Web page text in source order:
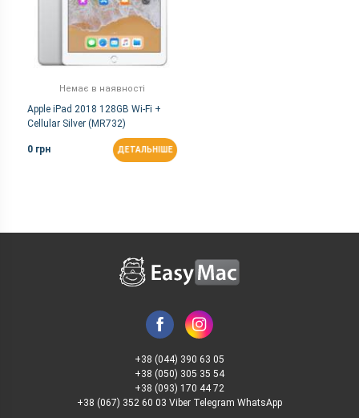
Немає в наявності
Apple iPad 2018 128GB Wi-Fi +
Cellular Silver (MR732)
0 грн ДЕТАЛЬНІШЕ
+38 (044) 390 63 05
+38 (050) 305 35 54
+38 (093) 170 44 72
+38 (067) 352 60 03 Viber Telegram WhatsApp